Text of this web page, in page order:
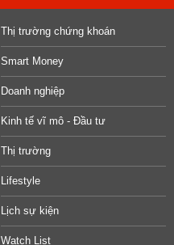
Thị trường chứng khoán
Smart Money
Doanh nghiệp
Kinh tế vĩ mô - Đầu tư
Thị trường
Lifestyle
Lịch sự kiện
Watch List